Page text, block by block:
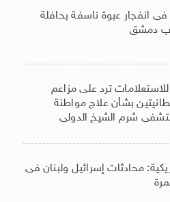
انفجار عبوة ناسفة بحافلة
دمشق
للاستعلامات ترد على مزاعم
بشأن علاج مواطنة
شرم الشيخ الدولى
محادثات إسرائيل ولبنان فى